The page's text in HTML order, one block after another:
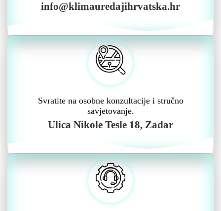
info@klimauredajihrvatska.hr
Svratite na osobne konzultacije i stručno
savjetovanje.
Ulica Nikole Tesle 18, Zadar